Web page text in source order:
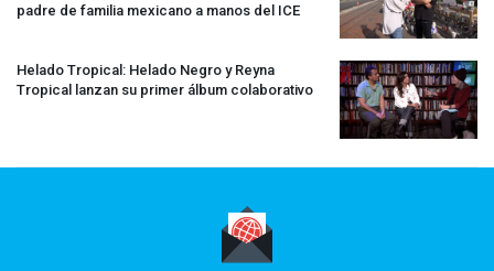
padre de familia mexicano a manos del ICE
Helado Tropical: Helado Negro y Reyna
Tropical lanzan su primer álbum colaborativo